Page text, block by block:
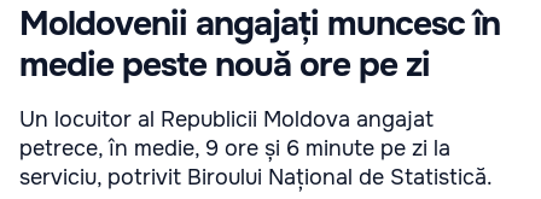
Moldovenii angajați muncesc în
medie peste nouă ore pe zi
Un locuitor al Republicii Moldova angajat
petrece, în medie, 9 ore și 6 minute pe zi la
serviciu, potrivit Biroului Național de Statistică.